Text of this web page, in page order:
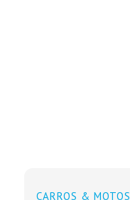
CARROS & MOTOS